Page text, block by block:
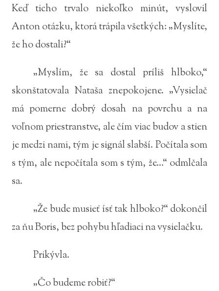
Keď ticho trvalo niekoľko minút, vyslovil
Anton otázku, ktorá trápila všetkých: „Myslíte,
že ho dostali?“
„Myslím, že sa dostal príliš hlboko,“
skonštatovala Nataša znepokojene. „Vysielač
má pomerne dobrý dosah na povrchu a na
voľnom priestranstve, ale čím viac budov a stien
je medzi nami, tým je signál slabší. Počítala som
s tým, ale nepočítala som s tým, že...“ odmlčala
sa.
„Že bude musieť ísť tak hlboko?“ dokončil
za ňu Boris, bez pohybu hľadiaci na vysielačku.
Prikývla.
„Čo budeme robiť?“